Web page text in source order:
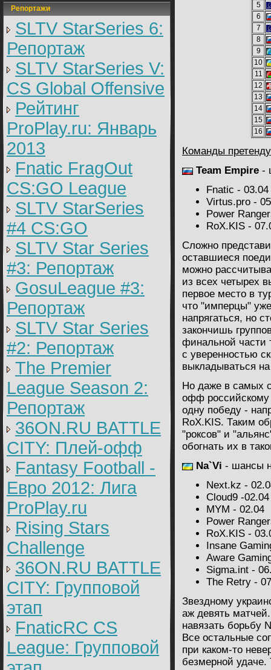
Репортажи
SLTV StarSeries 6:
Репортаж
SLTV StarSeries V:
CS Global Offensive
Рейтинг
ProPlay.ru: Январь
2013
Fnatic FragOut
CS:GO League
SLTV StarSeries
#4 CS:GO
SLTV Star Series
#3: Репортаж
GosuLeague #3:
Репортаж
SLTV Star Series
#2: Репортаж
The Premier
League Season 2:
Репортаж
36ON.RU BATTLE
CITY: Плей-офф
Fantasy Football -
Евро 2012: Лига
ProPlay.ru
Rising Stars
Challenge
36ON.RU BATTLE
CITY: Групповой
этап
FnaticRC CS
League: Групповой
5
6
7
8
9
10
11
12
13
14
15
16
Команды
Team Empire -
Fnatic - 03.04
Virtus.pro -
Power
RoX.KIS -
Сложно
оставшиеся
можно
из всех четырех
первое место в
что "имперцы"
напрягаться, но
закончишь
финальной части
с уверенностью
выкладываться
Но даже в самых
офф российскому
одну победу -
RoX.KIS. Таким
"роксов" и
обогнать их в
Na`Vi - шансы
Next.kz -
Cloud9 -02.04
MYM - 02.04
Power
RoX.KIS -
Insane
Aware
Sigma.int -
The Retry -
Звездному
аж девять
навязать борьбу
Все остальные
при каком-то
безмерной